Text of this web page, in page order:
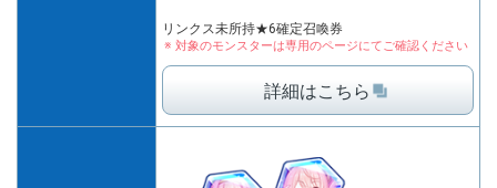
リンクス未所持★6確定召喚券
対象のモンスターは専用のページにてご確認ください
詳細はこちら